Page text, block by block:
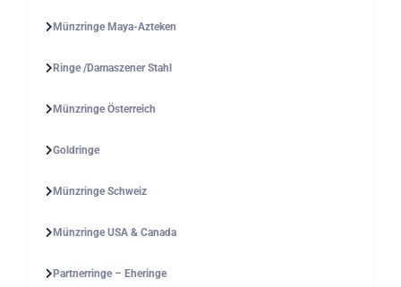
Münzringe Maya-Azteken
Ringe /Damaszener Stahl
Münzringe Österreich
Goldringe
Münzringe Schweiz
Münzringe USA & Canada
Partnerringe – Eheringe